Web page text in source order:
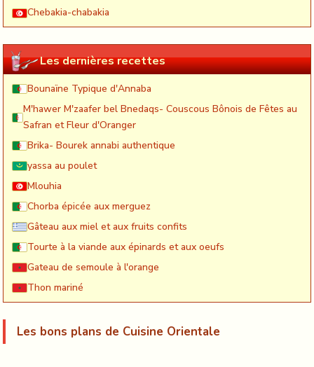
Chebakia-chabakia
Les dernières recettes
Bounaïne Typique d'Annaba
M'hawer M'zaafer bel Bnedaqs- Couscous Bônois de Fêtes au
Safran et Fleur d'Oranger
Brika- Bourek annabi authentique
yassa au poulet
Mlouhia
Chorba épicée aux merguez
Gâteau aux miel et aux fruits confits
Tourte à la viande aux épinards et aux oeufs
Gateau de semoule à l'orange
Thon mariné
Les bons plans de Cuisine Orientale